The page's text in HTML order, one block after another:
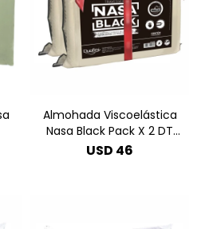
Almohada Viscoelástica
Nasa Black Pack X 2 DT
3246
USD 46